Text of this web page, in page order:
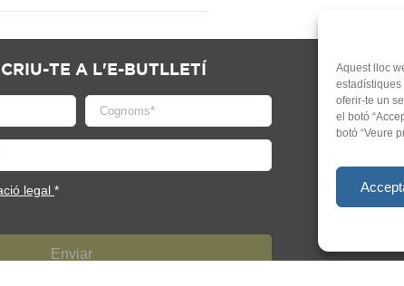
Aquest lloc
estadístiques
oferir-te un
el botó
botó “Veure
TE A L'E-BUTLLETÍ
legal *